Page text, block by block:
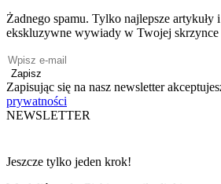
Żadnego spamu. Tylko najlepsze
ekskluzywne wywiady w Twojej skrzynce
Zapisz
Zapisując się na nasz newsletter
prywatności
NEWSLETTER
Jeszcze tylko jeden krok!